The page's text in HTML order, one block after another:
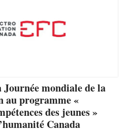
mondiale de la
au programme «
des jeunes »
Canada